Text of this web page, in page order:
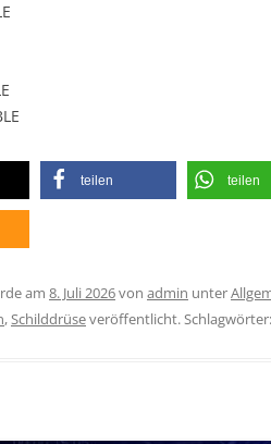
teilen teilen
am 8. Juli 2026von admin unter
,Schilddrüseveröffentlicht. Schlagwörter: